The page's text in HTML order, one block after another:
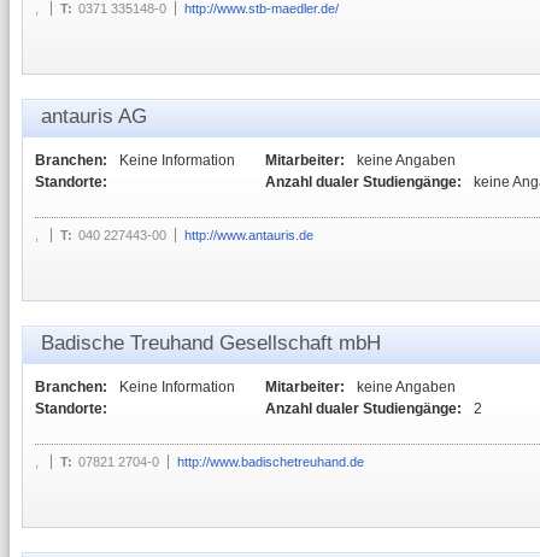
T: 0371 335148-0 http://www.stb-maedler.de/
antauris AG
Branchen:
Keine Information
Standorte:
Mitarbeiter:
keine Angaben
Anzahl dualer Studiengänge:
keine
T: 040 227443-00 http://www.antauris.de
Badische Treuhand Gesellschaft mbH
Branchen:
Keine Information
Standorte:
Mitarbeiter:
keine Angaben
Anzahl dualer Studiengänge:
2
T: 07821 2704-0 http://www.badischetreuhand.de